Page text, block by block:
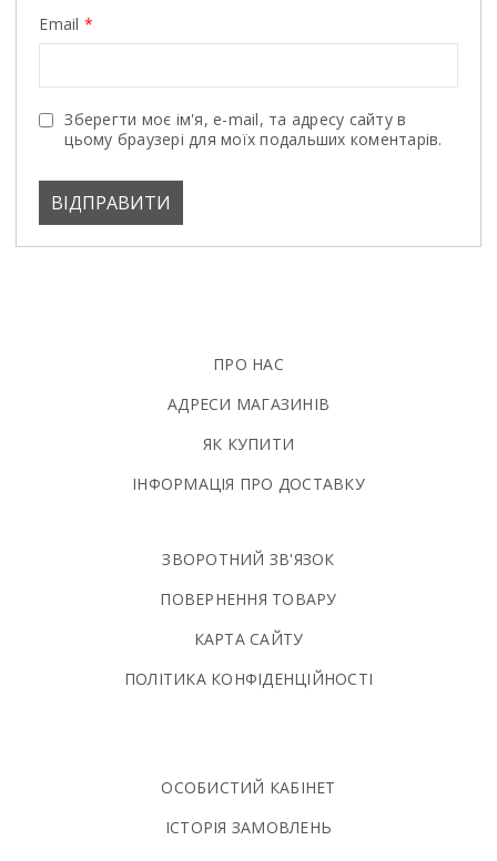
Email *
Зберегти моє ім'я, e-mail, та адресу сайту в
цьому браузері для моїх подальших коментарів.
ПРО НАС
АДРЕСИ МАГАЗИНІВ
ЯК КУПИТИ
ІНФОРМАЦІЯ ПРО ДОСТАВКУ
ЗВОРОТНИЙ ЗВ'ЯЗОК
ПОВЕРНЕННЯ ТОВАРУ
КАРТА САЙТУ
ПОЛIТИКА КОНФIДЕНЦIЙНОСТI
ОСОБИСТИЙ КАБІНЕТ
ІСТОРІЯ ЗАМОВЛЕНЬ